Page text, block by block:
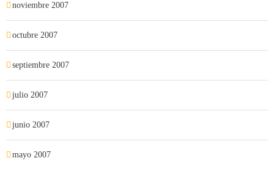
noviembre 2007
octubre 2007
septiembre 2007
julio 2007
junio 2007
mayo 2007